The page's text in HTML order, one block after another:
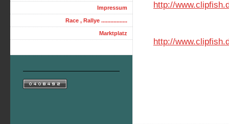
http://
http://
Impressum
Race , Rallye .................
Marktplatz